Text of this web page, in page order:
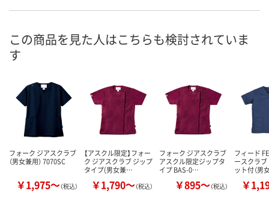
号
お届け日
数量
カゴへ カゴへ カ
この商品を見た人はこちらも検討されていま
す
フォーク ジアスクラブ
（男女兼用） 7070SC
￥1,975～（税込）
【アスクル限定】フォー
ク ジアスクラブ ジップ
タイプ(男女兼…
￥1,790～（税込）
フォーク ジアスクラブ
アスクル限定ジップタ
イプ BAS-0…
￥895～（税込）
フィード
ースクラ
ット付（男
￥